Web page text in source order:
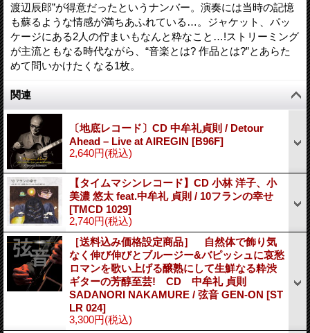
渡辺辰郎”が得意だったというナンバー。演奏には当時の記憶
も蘇るような情感が満ちあふれている…。ジャケット、パッ
ケージにある2人の佇まいもなんと粋なこと…!ストリーミング
が主流ともなる時代ながら、“音楽とは? 作品とは?”とあらた
めて問いかけたくなる1枚。
関連
〔地底レコード〕CD 中牟礼貞則 / Detour
Ahead – Live at AIREGIN [B96F]
2,640円(税込)
【タイムマシンレコード】CD 小林 洋子、小
美濃 悠太 feat.中牟礼 貞則 / 10フランの幸せ
[TMCD 1029]
2,740円(税込)
［送料込み価格設定商品］ 自然体で飾り気
なく伸び伸びとブルージー&バピッシュに哀愁
ロマンを歌い上げる醸熟にして生鮮なる粋渋
ギターの芳醇至芸! CD 中牟礼 貞則
SADANORI NAKAMURE / 弦音 GEN-ON [ST
LR 024]
3,300円(税込)